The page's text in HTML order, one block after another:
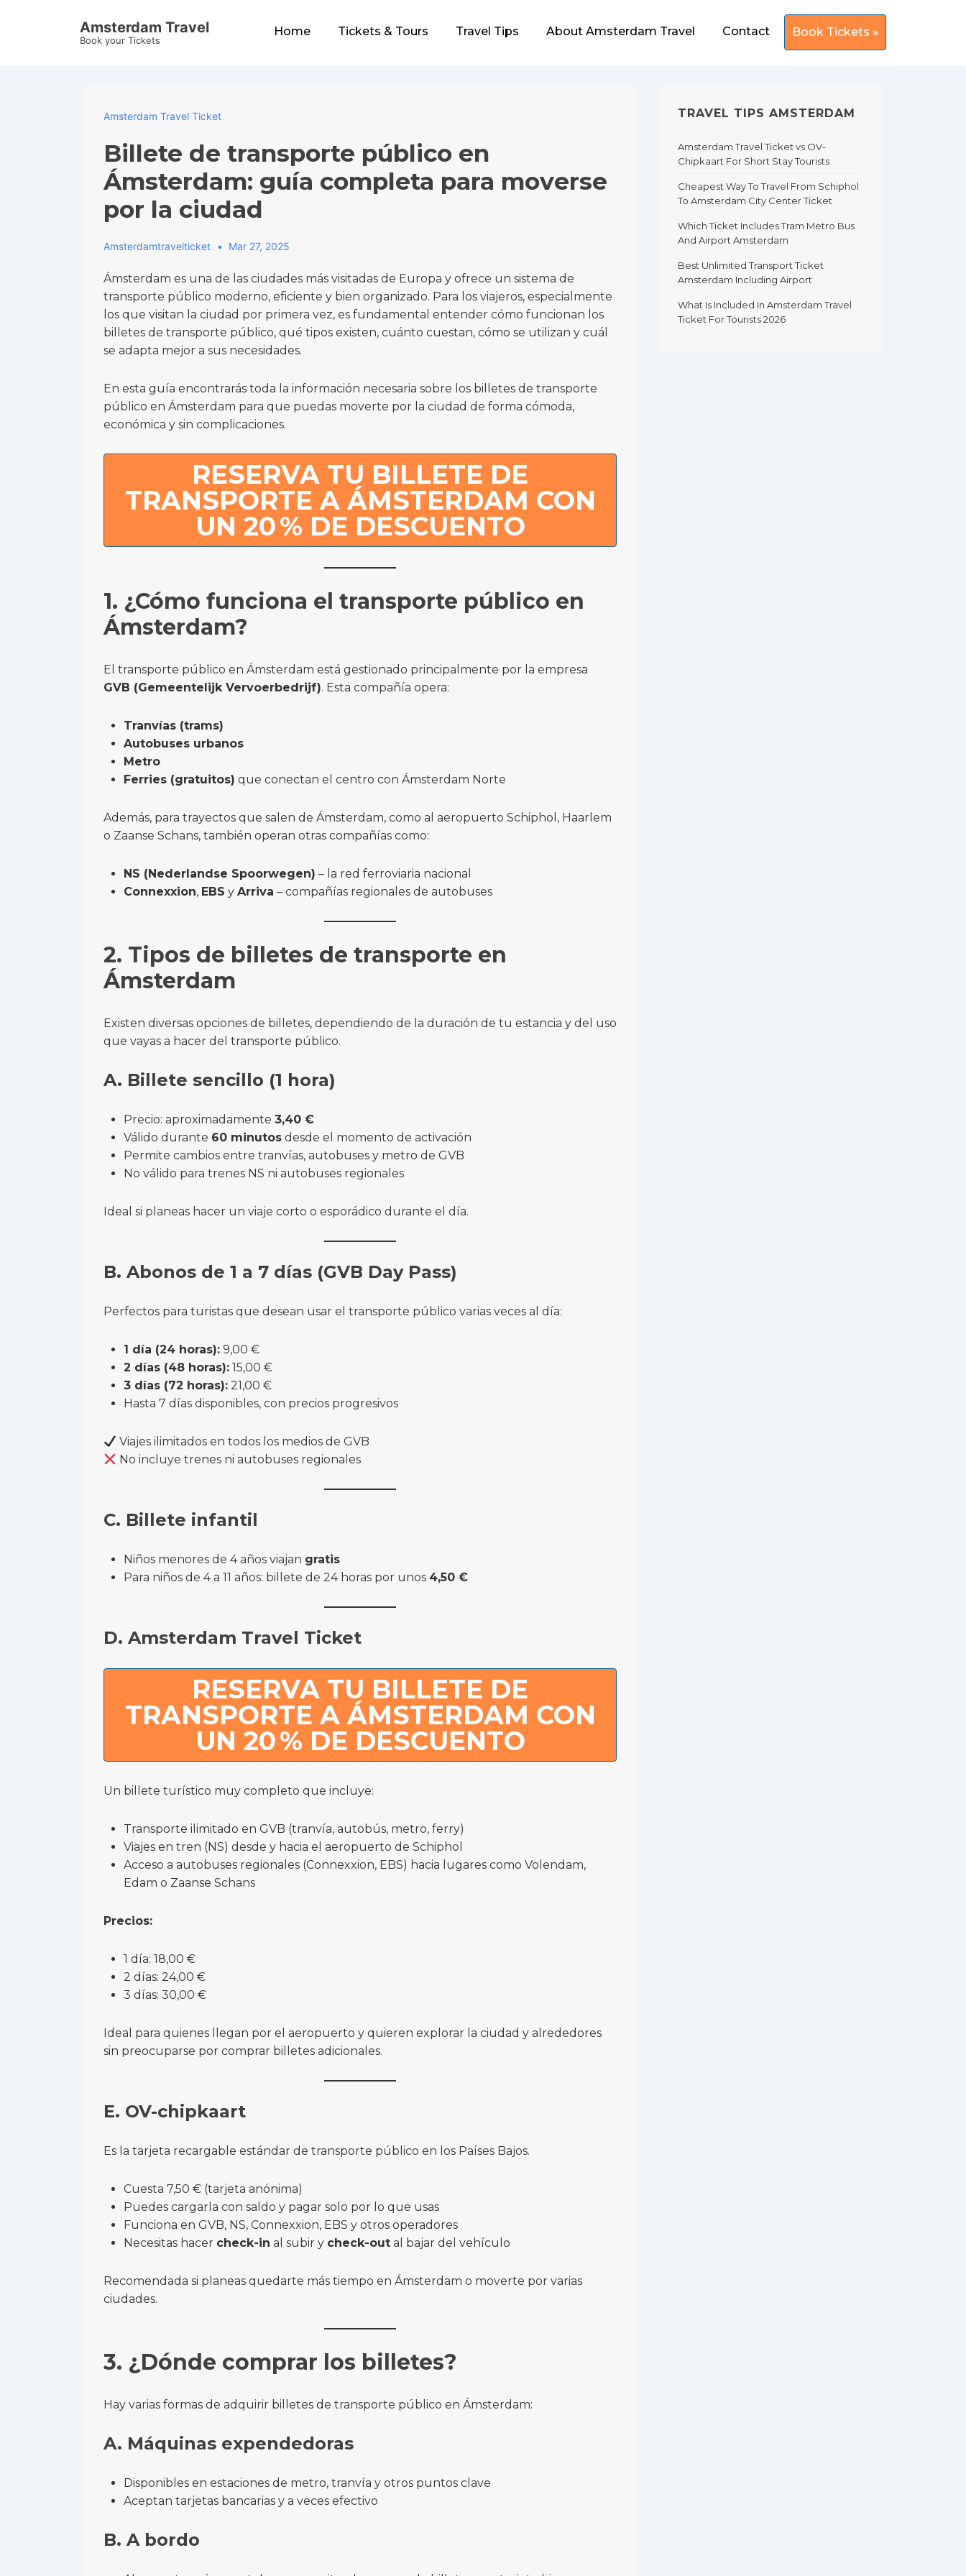
Amsterdam Travel
Book your Tickets
Home Tickets & Tours Travel Tips About Amsterdam Travel Contact Book Tickets »
Amsterdam Travel Ticket
Billete de transporte público en
Ámsterdam: guía completa para moverse
por la ciudad
Amsterdamtravelticket Mar 27, 2025
Ámsterdam es una de las ciudades más visitadas de Europa y ofrece un sistema de
transporte público moderno, eficiente y bien organizado. Para los viajeros, especialmente
los que visitan la ciudad por primera vez, es fundamental entender cómo funcionan los
billetes de transporte público, qué tipos existen, cuánto cuestan, cómo se utilizan y cuál
se adapta mejor a sus necesidades.
En esta guía encontrarás toda la información necesaria sobre los billetes de transporte
público en Ámsterdam para que puedas moverte por la ciudad de forma cómoda,
económica y sin complicaciones.
RESERVA TU BILLETE DE
TRANSPORTE A ÁMSTERDAM CON
UN 20 % DE DESCUENTO
1. ¿Cómo funciona el transporte público en
Ámsterdam?
El transporte público en Ámsterdam está gestionado principalmente por la empresa
GVB (Gemeentelijk Vervoerbedrijf). Esta compañía opera:
Tranvías (trams)
Autobuses urbanos
Metro
Ferries (gratuitos) que conectan el centro con Ámsterdam Norte
Además, para trayectos que salen de Ámsterdam, como al aeropuerto Schiphol, Haarlem
o Zaanse Schans, también operan otras compañías como:
NS (Nederlandse Spoorwegen) – la red ferroviaria nacional
Connexxion, EBS y Arriva – compañías regionales de autobuses
2. Tipos de billetes de transporte en
Ámsterdam
Existen diversas opciones de billetes, dependiendo de la duración de tu estancia y del uso
que vayas a hacer del transporte público.
A. Billete sencillo (1 hora)
Precio: aproximadamente 3,40 €
Válido durante 60 minutos desde el momento de activación
Permite cambios entre tranvías, autobuses y metro de GVB
No válido para trenes NS ni autobuses regionales
Ideal si planeas hacer un viaje corto o esporádico durante el día.
B. Abonos de 1 a 7 días (GVB Day Pass)
Perfectos para turistas que desean usar el transporte público varias veces al día:
1 día (24 horas): 9,00 €
2 días (48 horas): 15,00 €
3 días (72 horas): 21,00 €
Hasta 7 días disponibles, con precios progresivos
Viajes ilimitados en todos los medios de GVB
No incluye trenes ni autobuses regionales
C. Billete infantil
Niños menores de 4 años viajan gratis
Para niños de 4 a 11 años: billete de 24 horas por unos 4,50 €
D. Amsterdam Travel Ticket
RESERVA TU BILLETE DE
TRANSPORTE A ÁMSTERDAM CON
UN 20 % DE DESCUENTO
Un billete turístico muy completo que incluye:
Transporte ilimitado en GVB (tranvía, autobús, metro, ferry)
Viajes en tren (NS) desde y hacia el aeropuerto de Schiphol
Acceso a autobuses regionales (Connexxion, EBS) hacia lugares como Volendam,
Edam o Zaanse Schans
Precios:
1 día: 18,00 €
2 días: 24,00 €
3 días: 30,00 €
Ideal para quienes llegan por el aeropuerto y quieren explorar la ciudad y alrededores
sin preocuparse por comprar billetes adicionales.
E. OV-chipkaart
Es la tarjeta recargable estándar de transporte público en los Países Bajos.
Cuesta 7,50 € (tarjeta anónima)
Puedes cargarla con saldo y pagar solo por lo que usas
Funciona en GVB, NS, Connexxion, EBS y otros operadores
Necesitas hacer check-in al subir y check-out al bajar del vehículo
Recomendada si planeas quedarte más tiempo en Ámsterdam o moverte por varias
ciudades.
3. ¿Dónde comprar los billetes?
Hay varias formas de adquirir billetes de transporte público en Ámsterdam:
A. Máquinas expendedoras
Disponibles en estaciones de metro, tranvía y otros puntos clave
Aceptan tarjetas bancarias y a veces efectivo
B. A bordo
TRAVEL TIPS AMSTERDAM
Amsterdam Travel Ticket vs OV-
Chipkaart For Short Stay Tourists
Cheapest Way To Travel From Schiphol
To Amsterdam City Center Ticket
Which Ticket Includes Tram Metro Bus
And Airport Amsterdam
Best Unlimited Transport Ticket
Amsterdam Including Airport
What Is Included In Amsterdam Travel
Ticket For Tourists 2026